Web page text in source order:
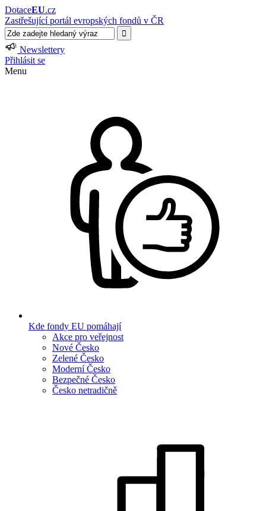
DotaceEU.cz
Zastřešující portál evropských fondů v ČR
Newslettery
Přihlásit se
Menu
Kde fondy EU pomáhají
Akce pro veřejnost
Nové Česko
Zelené Česko
Moderní Česko
Bezpečné Česko
Česko netradičně